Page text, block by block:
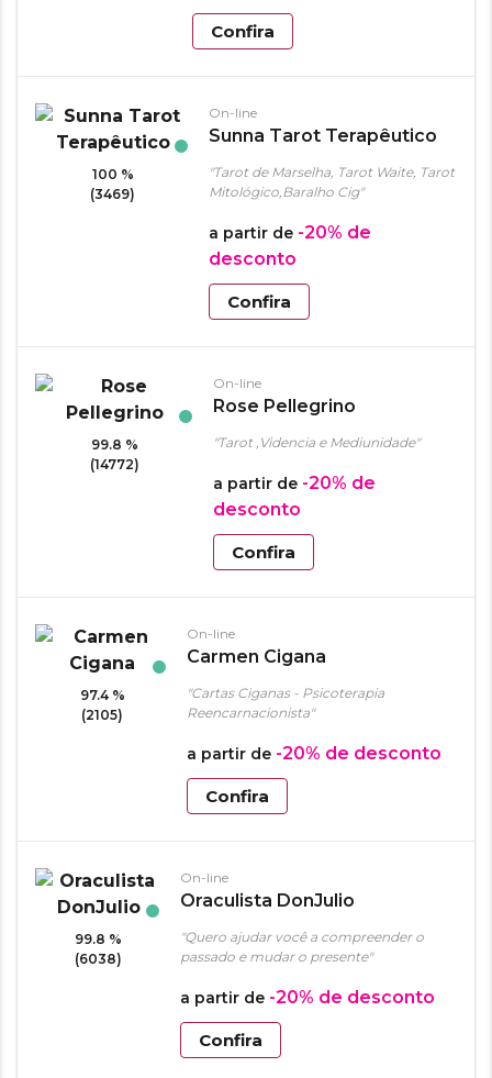
Confira
100 %
(3469)
On-line
Sunna Tarot Terapêutico
"Tarot de Marselha, Tarot Waite, Tarot
Mitológico,Baralho Cig"
a partir de -20% de
desconto
Confira
99.8 %
(14772)
On-line
Rose Pellegrino
"Tarot ,Videncia e Mediunidade"
a partir de -20% de
desconto
Confira
97.4 %
(2105)
On-line
Carmen Cigana
"Cartas Ciganas - Psicoterapia
Reencarnacionista"
a partir de -20% de desconto
Confira
99.8 %
(6038)
On-line
Oraculista DonJulio
"Quero ajudar você a compreender o
passado e mudar o presente"
a partir de -20% de desconto
Confira